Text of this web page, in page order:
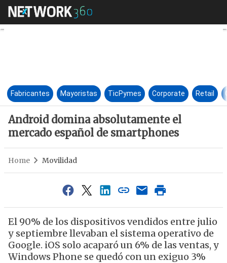
Android domina
Fabricantes Mayoristas TicPymes Corporate Retail
Android domina absolutamente el
mercado español de smartphones
Home Movilidad
El 90% de los dispositivos vendidos entre julio
y septiembre llevaban el sistema operativo de
Google. iOS solo acaparó un 6% de las ventas, y
Windows Phone se quedó con un exiguo 3%